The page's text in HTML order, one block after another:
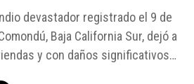
devastador registrado el 9 de
Baja California Sur, dejó a
y con daños significativos